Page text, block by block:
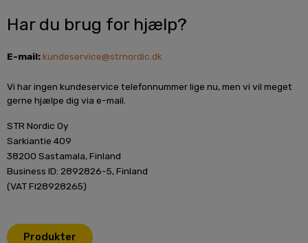
Har du brug for hjælp?
E-mail:kundeservice@strnordic.dk
Vi har ingen kundeservice telefonnummer lige nu, men vi vil meget
gerne hjælpe dig via e-mail.
STR Nordic Oy
Sarkiantie 409
38200 Sastamala, Finland
Business ID: 2892826-5, Finland
(VAT FI28928265)
Produkter